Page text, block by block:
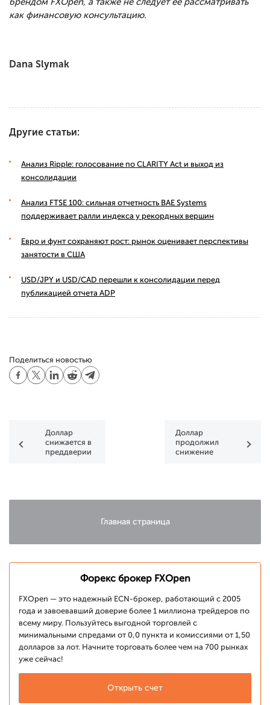
как финансовую консультацию.
Dana Slymak
Другие статьи:
Анализ Ripple: голосование по CLARITY Act и выход из
консолидации
Анализ FTSE 100: сильная отчетность BAE Systems
поддерживает ралли индекса у рекордных вершин
Евро и фунт сохраняют рост: рынок оценивает перспективы
занятости в США
USD/JPY и USD/CAD перешли к консолидации перед
публикацией отчета ADP
Поделиться новостью
Доллар
снижается в
преддверии
Доллар
продолжил
снижение
Главная страница
Форекс брокер FXOpen
FXOpen — это надежный ECN-брокер, работающий с 2005
года и завоевавший доверие более 1 миллиона трейдеров по
всему миру. Пользуйтесь выгодной торговлей с
минимальными спредами от 0,0 пункта и комиссиями от 1,50
долларов за лот. Начните торговать более чем на 700 рынках
уже сейчас!
Открыть счет